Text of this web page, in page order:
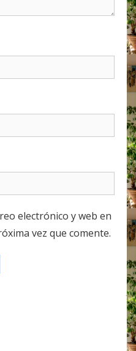
electrónico y web en
vez que comente.